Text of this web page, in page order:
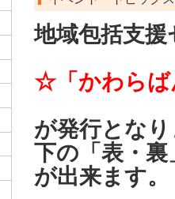
地域包括支
☆「かわら
が発行とな
下の「表・
が出来ます。